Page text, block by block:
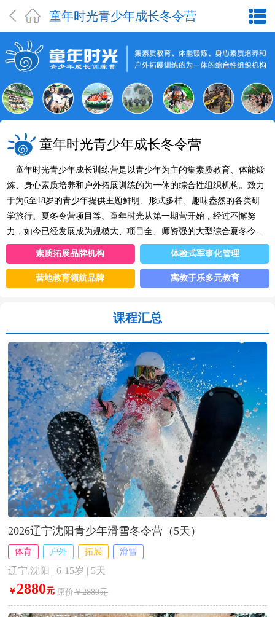
童年时光青少年成长冬令营
童年时光青少年成长冬令营
童年时光青少年成长训练营是以青少年为主的集素质教育、体能锻
炼、身心素质培养和户外拓展训练的为一体的综合性组织机构。致力
于为6至18岁的青少年提供主题鲜明、形式多样、趣味盎然的各类研
学旅行、夏冬令营项目等。童年时光从第一期营开始，经过不懈努
力，如今已经发展成为规模大、项目全、师资强的大型综合夏冬令营
培训机构，累计培训人数万余人次，专注于对青少年文化素质、生存
能力、生活能力、自理能力的全面培养，做到"规模大，效果好，安
全第一"。在营址选定、教师配备、营规、突发事件预案等方面都制
素质拓展品牌机构 体验式军事化管理
营地教育领航品牌 寓教于乐多元教育
课程汇总
2026辽宁沈阳青少年滑雪冬令营（5天）
体育 户外 拓展 滑雪
辽宁,沈阳 | 6-15岁 | 5天
￥ 2880元 原价￥2880元